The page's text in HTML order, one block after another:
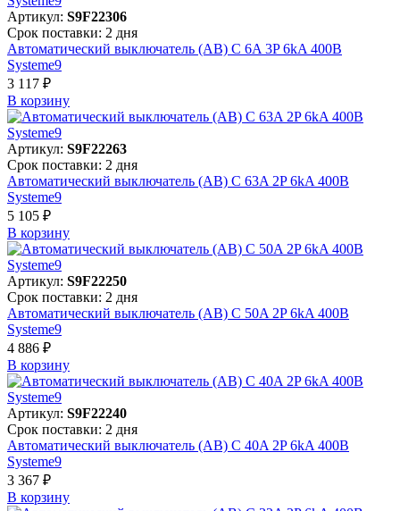
Артикул: S9F22306
Срок поставки: 2 дня
Автоматический выключатель (АВ) C 6A 3P 6kA 400В
Systeme9
3 117 ₽
В корзинy
Артикул: S9F22263
Срок поставки: 2 дня
Автоматический выключатель (АВ) C 63A 2P 6kA 400В
Systeme9
5 105 ₽
В корзинy
Артикул: S9F22250
Срок поставки: 2 дня
Автоматический выключатель (АВ) C 50A 2P 6kA 400В
Systeme9
4 886 ₽
В корзинy
Артикул: S9F22240
Срок поставки: 2 дня
Автоматический выключатель (АВ) C 40A 2P 6kA 400В
Systeme9
3 367 ₽
В корзинy